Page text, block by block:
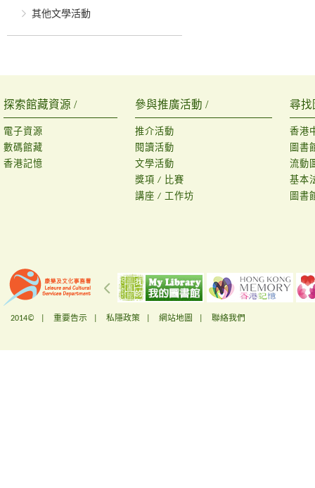
其他文學活動
探索館藏資源 /
電子資源
數碼館藏
香港記憶
參與推廣活動 /
推介活動
閱讀活動
文學活動
獎項 / 比賽
講座 / 工作坊
尋找
香港
圖書
流動
基本
圖書
2014© | 重要告示 私隱政策 網站地圖 聯絡我們